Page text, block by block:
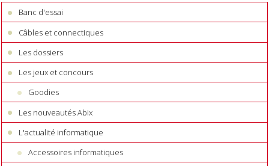
Banc d'essai
Câbles et connectiques
Les dossiers
Les jeux et concours
Goodies
Les nouveautés Abix
L'actualité informatique
Accessoires informatiques